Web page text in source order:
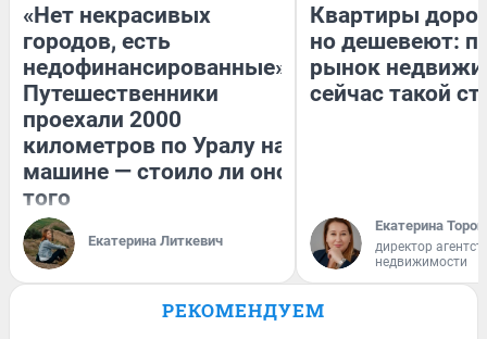
«Нет некрасивых
городов, есть
недофинансированные».
Путешественники
проехали 2000
километров по Уралу на
машине — стоило ли оно
того
Екатерина Литкевич
Квартиры
но дешевеют:
рынок
сейчас такой
Екатерина
директор
недвижимости
РЕКОМЕНДУЕМ